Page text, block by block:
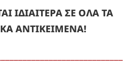
ΙΔΙΑΙΤΕΡΑ ΣΕ ΟΛΑ ΤΑ
ΑΝΤΙΚΕΙΜΕΝΑ!